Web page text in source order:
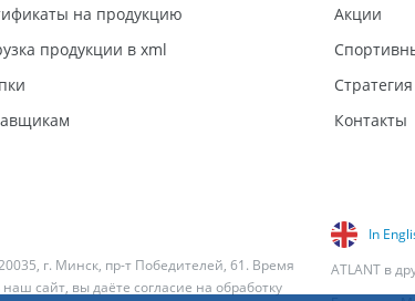
на продукцию
продукции в xml
Акции
Контакты
г. Минск, пр-т Победителей, 61. Время
сайт, вы даёте согласие на обработку
In
ATLANT в